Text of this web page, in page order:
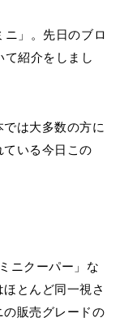
」。 先日のブロ
て紹介をしまし
は大多数の方に
ている今日この
ニクーパー」な
とんど同一視さ
販売グレードの